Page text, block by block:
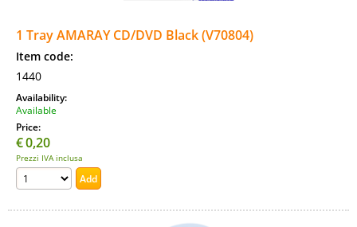
1 Tray AMARAY CD/DVD Black (V70804)
Item code:
1440
Availability:
Available
Price:
€0,20
Prezzi IVA inclusa